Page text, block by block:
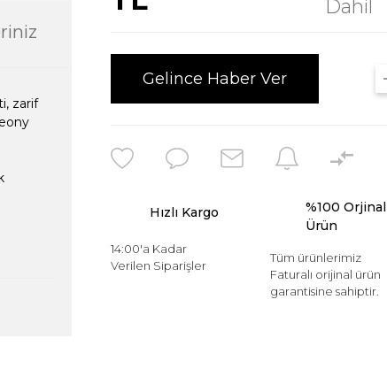
zarif
Dahil
Gelince Haber Ver
Hızlı Kargo
14:00'a Kadar
Verilen Siparişler
%100 Orjinal
Ürün
Tüm ürünlerimiz
Faturalı orijinal ürün
garantisine sahiptir.